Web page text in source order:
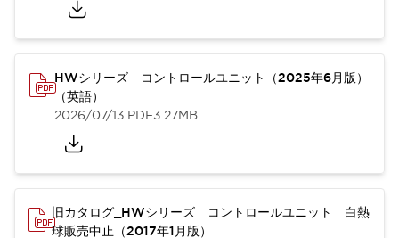
HWシリーズ コントロールユニット（2025年6月版）
（英語）
2026/07/13.PDF3.27MB
旧カタログ_HWシリーズ コントロールユニット 白熱
球販売中止（2017年1月版）